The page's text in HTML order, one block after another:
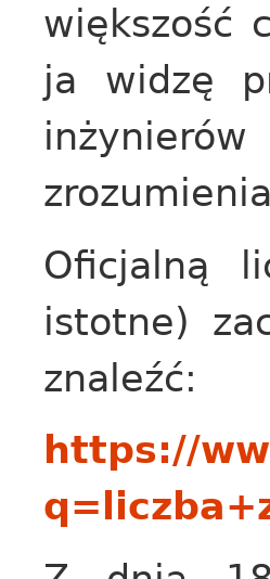
większość
ja widzę
Oficjalną
istotne)
znaleźć:
https://